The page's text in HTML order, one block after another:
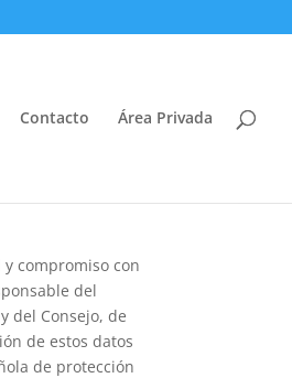
Contacto Área Privada
y compromiso con
del
del Consejo, de
de estos datos
de protección